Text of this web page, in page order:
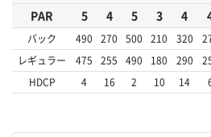
PAR
5 4 5 3 4
バック 490 270 500 210 320
レギュラー
475 255 490 180 290
HDCP
4 16 2 10 14